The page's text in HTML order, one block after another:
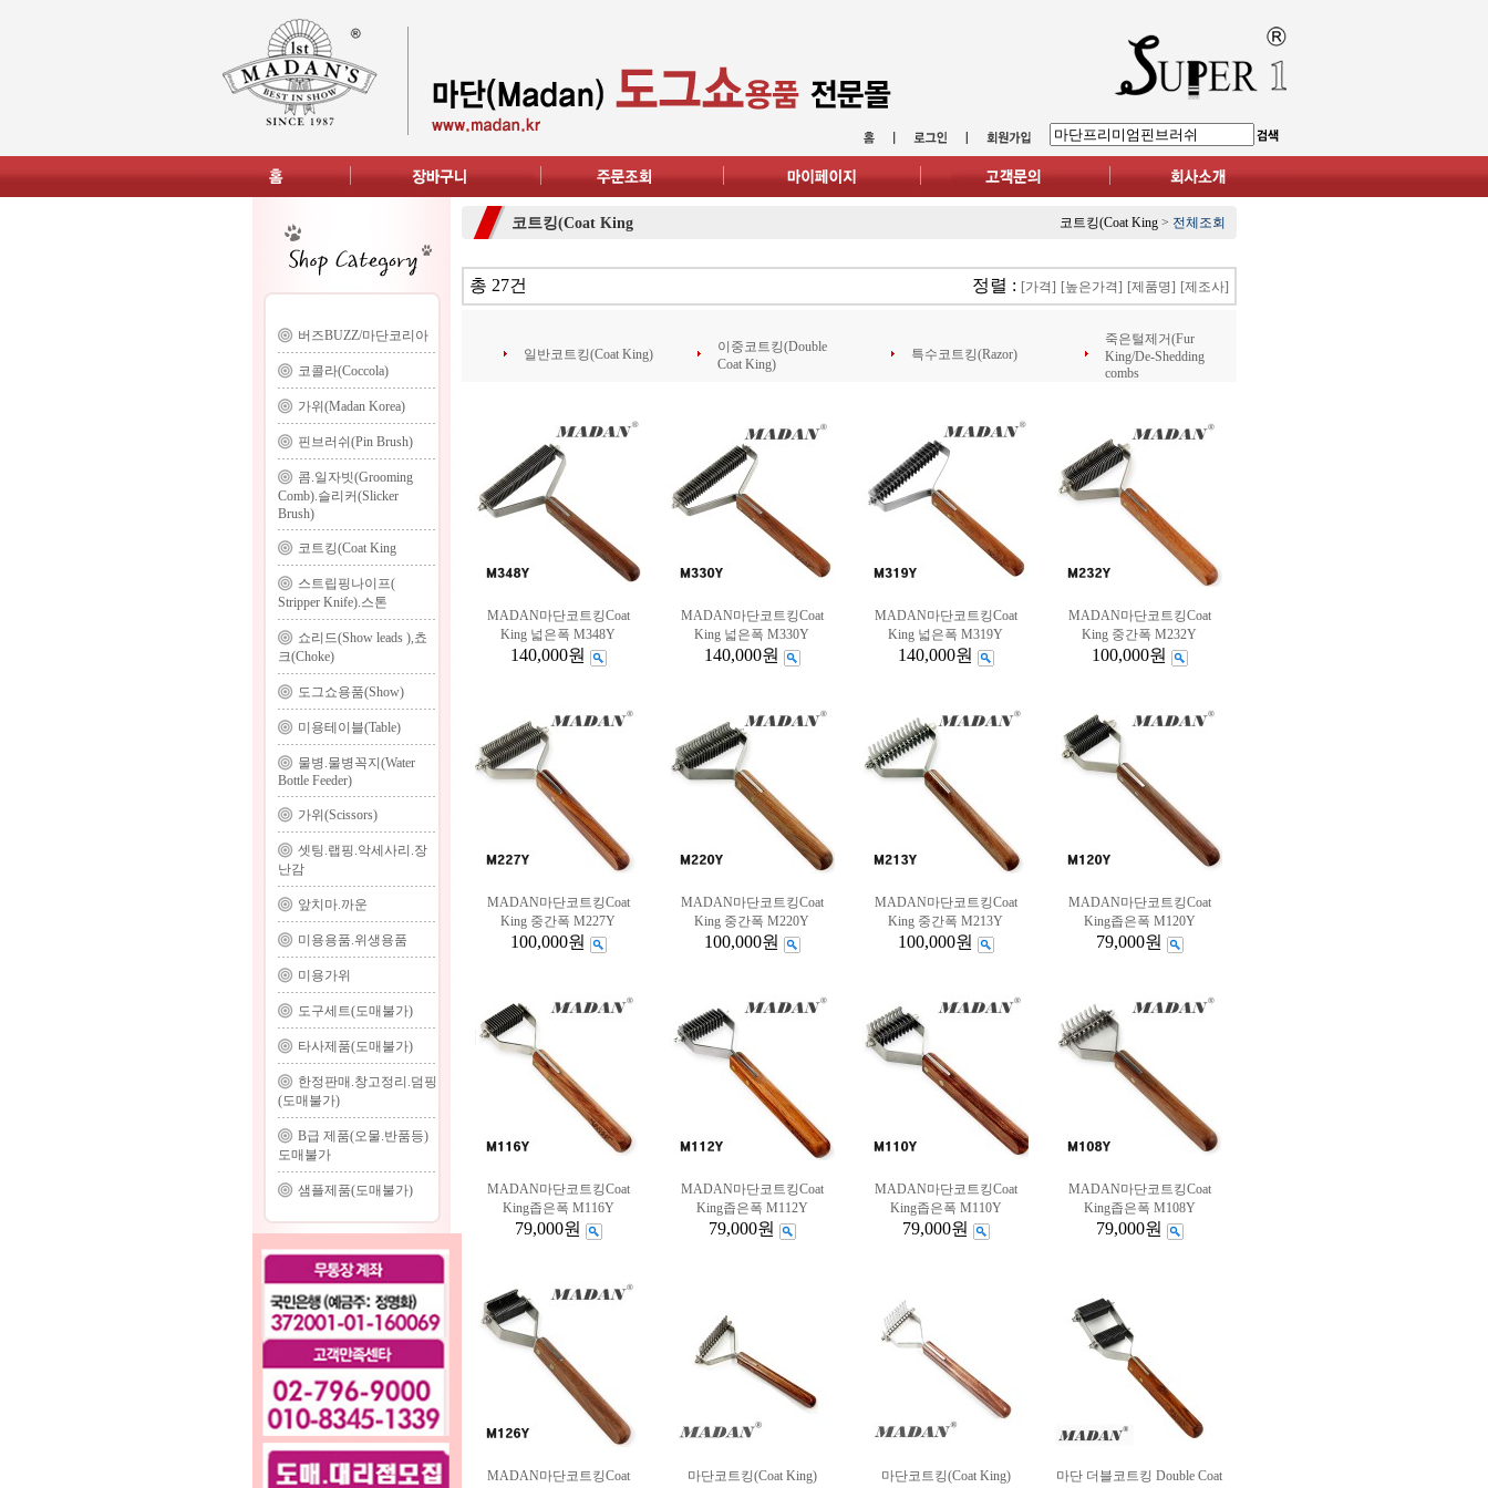
버즈BUZZ/마단코리아
코콜라(Coccola)
가위(Madan Korea)
핀브러쉬(Pin Brush)
콤.일자빗(Grooming
Comb).슬리커(Slicker
Brush)
코트킹(Coat King
스트립핑나이프(
Stripper Knife).스톤
쇼리드(Show leads ),쵸
크(Choke)
도그쇼용품(Show)
미용테이블(Table)
물병.물병꼭지(Water
Bottle Feeder)
가위(Scissors)
셋팅.랩핑.악세사리.장
난감
앞치마.까운
미용용품.위생용품
미용가위
도구세트(도매불가)
타사제품(도매불가)
한정판매.창고정리.덤핑
(도매불가)
B급 제품(오물.반품등)
도매불가
샘플제품(도매불가)
코트킹(Coat King 코트킹(Coat King> 전체조회
총 27건 정렬 : [가격] [높은가격] [제품명] [제조사]
일반코트킹(Coat King)
이중코트킹(Double
Coat King)
특수코트킹(Razor)
죽은털제거(Fur
King/De-Shedding
combs
MADAN마단코트킹Coat
King 넓은폭 M348Y
140,000원
MADAN마단코트킹Coat
King 넓은폭 M330Y
140,000원
MADAN마단코트킹Coat
King 넓은폭 M319Y
140,000원
MADAN마단코트킹Coat
King 중간폭 M232Y
100,000원
MADAN마단코트킹Coat
King 중간폭 M227Y
100,000원
MADAN마단코트킹Coat
King 중간폭 M220Y
100,000원
MADAN마단코트킹Coat
King 중간폭 M213Y
100,000원
MADAN마단코트킹Coat
King좁은폭 M120Y
79,000원
MADAN마단코트킹Coat
King좁은폭 M116Y
79,000원
MADAN마단코트킹Coat
King좁은폭 M112Y
79,000원
MADAN마단코트킹Coat
King좁은폭 M110Y
79,000원
MADAN마단코트킹Coat
King좁은폭 M108Y
79,000원
MADAN마단코트킹Coat
마단코트킹(Coat King)
마단코트킹(Coat King)
마단 더블코트킹 Double Coat